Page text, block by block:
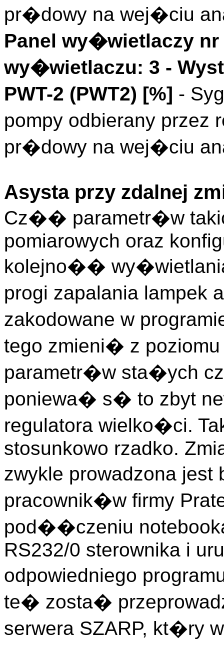
pr�dowy na wej�ciu
Panel wy�wietlaczy nr
wy�wietlaczu: 3 -
PWT-2 (PWT2) [%] -
pompy odbierany przez
pr�dowy na wej�ciu
Asysta przy zdalnej
Cz�� parametr�w
pomiarowych oraz
kolejno��
progi zapalania lampek
zakodowane w
tego zmieni� z
parametr�w sta�ych
poniewa� s� to zbyt
regulatora wielko�ci.
stosunkowo rzadko.
zwykle prowadzona
pracownik�w firmy
pod��czeniu
RS232/0 sterownika i
odpowiedniego
te� zosta�
serwera SZARP, kt�ry